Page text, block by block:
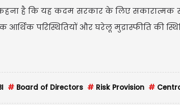
कहना है कि यह कदम सरकार के लिए
आर्थिक परिस्थितियों और घरेलू मुद्रास्फीति की
# Board of Directors # Risk Provision #